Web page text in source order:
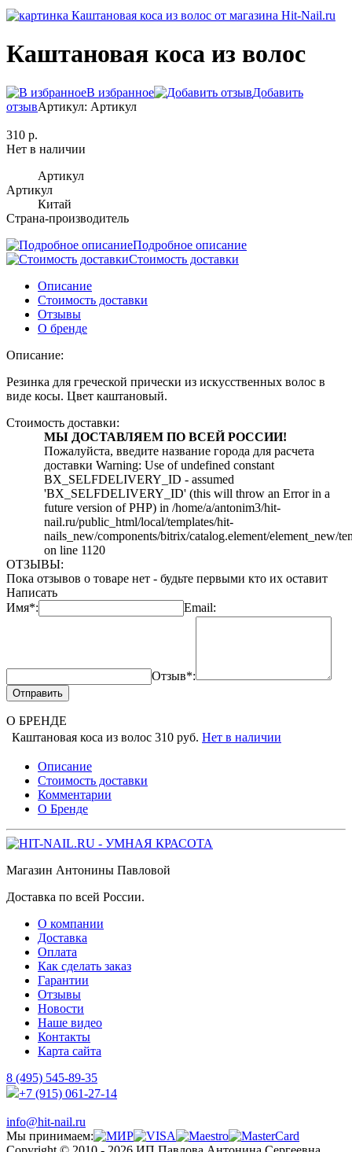
Каштановая коса из волос
В избранное
Добавить
отзывАртикул: Артикул
310 р.
Нет в наличии
Артикул
Артикул
Китай
Страна-производитель
Подробное описание
Стоимость доставки
Описание
Стоимость доставки
Отзывы
О бренде
Описание:
Резинка для греческой прически из искусственных волос в
виде косы. Цвет каштановый.
Стоимость доставки:
МЫ ДОСТАВЛЯЕМ ПО ВСЕЙ РОССИИ!
Пожалуйста, введите название города для расчета
доставки Warning: Use of undefined constant
BX_SELFDELIVERY_ID - assumed
'BX_SELFDELIVERY_ID' (this will throw an Error in a
future version of PHP) in /home/a/antonim3/hit-
nail.ru/public_html/local/templates/hit-
nails_new/components/bitrix/catalog.element/element_new/
on line 1120
ОТЗЫВЫ:
Пока отзывов о товаре нет - будьте первыми кто их оставит
Написать
Имя*:
Email:
Отзыв*:
Отправить
О БРЕНДЕ
Каштановая коса из волос 310 руб. Нет в наличии
Описание
Стоимость доставки
Комментарии
О Бренде
Магазин Антонины Павловой
Доставка по всей России.
О компании
Доставка
Оплата
Как сделать заказ
Гарантии
Отзывы
Новости
Наше видео
Контакты
Карта сайта
8 (495) 545-89-35
+7 (915) 061-27-14
info@hit-nail.ru
Мы принимаем: